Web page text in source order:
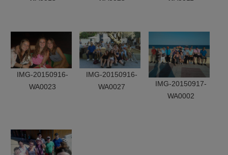
IMG-20150916-
WA0023
IMG-20150916-
WA0027
IMG-20150917-
WA0002